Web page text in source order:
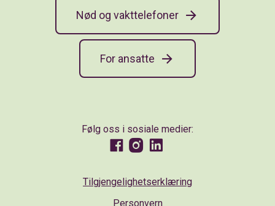
Nød og vakttelefoner
For ansatte
Følg oss i sosiale medier:
FacebookInstagramLinkedIn
Tilgjengelighetserklæring
Personvern